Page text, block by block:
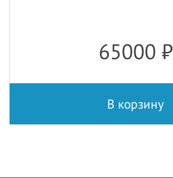
65000 ₽
В корзину